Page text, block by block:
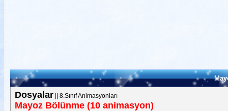
Dosyalar|| 8.Sınıf Animasyonları
Mayoz Bölünme (10 animasyon)